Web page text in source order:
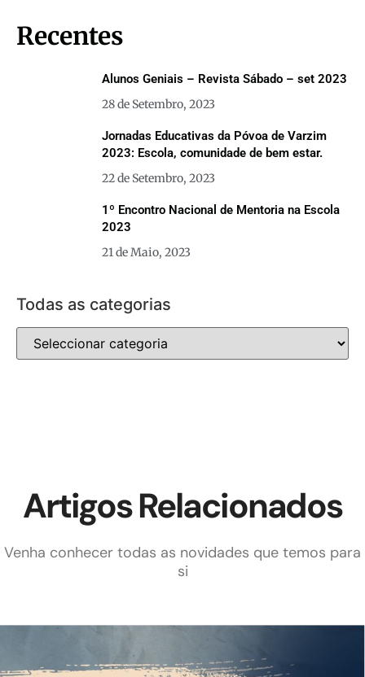
Recentes
Alunos Geniais – Revista Sábado – set 2023
28 de Setembro, 2023
Jornadas Educativas da Póvoa de Varzim
2023: Escola, comunidade de bem estar.
22 de Setembro, 2023
1º Encontro Nacional de Mentoria na Escola
2023
21 de Maio, 2023
Todas as categorias
Artigos Relacionados
Venha conhecer todas as novidades que temos para
si